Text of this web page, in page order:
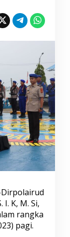
I. K, M. Si,
rangka
pagi.